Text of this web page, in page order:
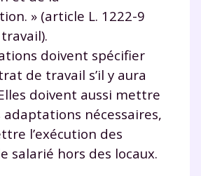
» (article L. 1222-9
doivent spécifier
de travail s’il y aura
doivent aussi mettre
adaptations nécessaires,
l’exécution des
salarié hors des locaux.